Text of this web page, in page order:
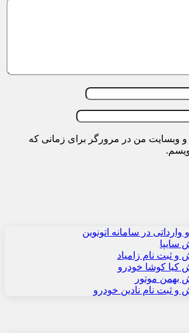
و وبسایت من در مرورگر برای زمانی که
در سامانه اتونوین
سایپا
ثبت نام زامیاد
کیا کوشا خودرو
موتور
ثبت نام نادین خودرو